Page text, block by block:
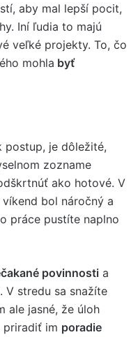
aby mal lepší pocit,
Iní ľudia to majú
veľké projekty. To, čo
mohla byť
postup, je dôležité,
zozname
ako hotové. V
bol náročný a
práce pustíte naplno
povinnosti a
V stredu sa snažíte
ale jasné, že úloh
priradiť im poradie